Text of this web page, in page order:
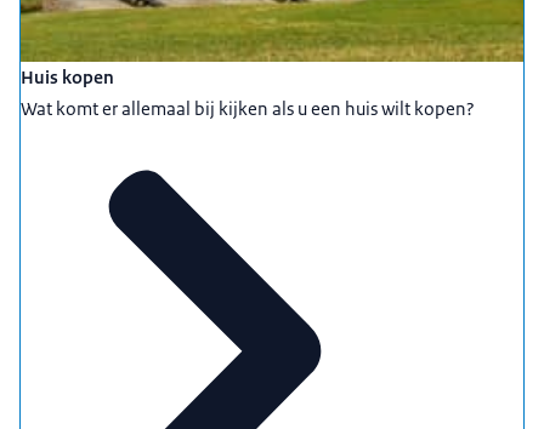
Huis kopen
Wat komt er allemaal bij kijken als u een huis wilt kopen?